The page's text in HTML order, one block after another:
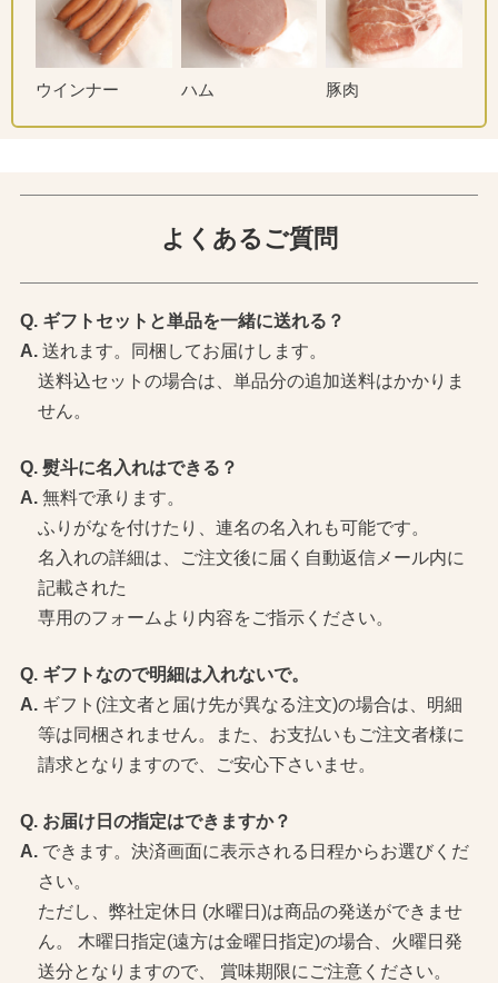
ウインナー ハム 豚肉
よくあるご質問
ギフトセットと単品を一緒に送れる？
送れます。同梱してお届けします。
送料込セットの場合は、単品分の追加送料はかかりま
せん。
熨斗に名入れはできる？
無料で承ります。
ふりがなを付けたり、連名の名入れも可能です。
名入れの詳細は、ご注文後に届く自動返信メール内に
記載された
専用のフォームより内容をご指示ください。
ギフトなので明細は入れないで。
ギフト(注文者と届け先が異なる注文)の場合は、明細
等は同梱されません。また、お支払いもご注文者様に
請求となりますので、ご安心下さいませ。
お届け日の指定はできますか？
できます。決済画面に表示される日程からお選びくだ
さい。
ただし、弊社定休日 (水曜日)は商品の発送ができませ
ん。 木曜日指定(遠方は金曜日指定)の場合、火曜日発
送分となりますので、 賞味期限にご注意ください。